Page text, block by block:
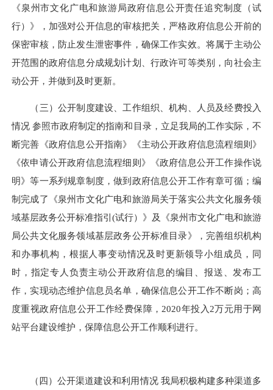
《泉州市文化广电和旅游局政府信息公开责任追究制度（试
行）》， 加强对公开信息的审核把关，严格政府信息公开前的
保密审核，防止发生泄密事件，确保工作实效。将属于主动公
开范围的政府信息分成规划计划、行政许可等类别，向社会主
动公开，并做到及时更新。
（三）公开制度建设、工作组织、机构、人员及经费投入
情况 参照市政府制定的指南和目录，立足我局的工作实际，不
断完善《政府信息公开指南》《主动公开政府信息流程细则》
《依申请公开政府信息流程细则》《政府信息公开工作操作说
明》等一系列规章制度，做到政府信息公开工作有章可循； 编
制完成了《泉州市文化广电和旅游局关于落实公共文化服务领
域基层政务公开标准指引(试行） 》及《泉州市文化广电和旅游
局公共文化服务领域基层政务公开标准目录》， 完善组织机构
和办事机构，根据人事变动情况及时更新领导小组成员，同
时，指定专人负责主动公开政府信息的编目、报送、发布工
作，实现动态维护信息员名单，确保信息公开工作不断岗；高
度重视政府信息公开工作经费保障， 2020年投入 2万元用于网
站平台建设维护，保障信息公开工作顺利进行。
（四）公开渠道建设和利用情况 我局积极构建多种渠道多